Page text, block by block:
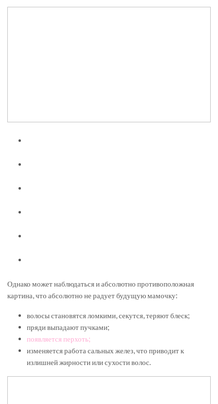
Однако может наблюдаться и абсолютно противоположная
картина, что абсолютно не радует будущую мамочку:
волосы становятся ломкими, секутся, теряют блеск;
пряди выпадают пучками;
появляется перхоть;
изменяется работа сальных желез, что приводит к
излишней жирности или сухости волос.